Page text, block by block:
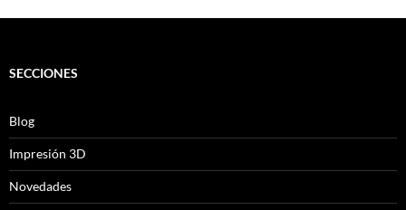
SECCIONES
Blog
Impresión 3D
Novedades